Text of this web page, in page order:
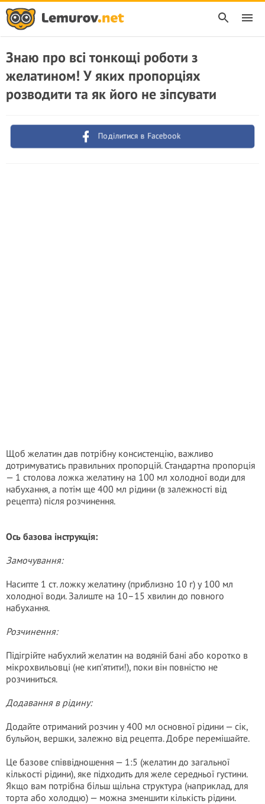
Знаю про всі тонкощі роботи з
желатином! У яких пропорціях
розводити та як його не зіпсувати
Поділитися в Facebook
Щоб желатин дав потрібну консистенцію, важливо
дотримуватись правильних пропорцій. Стандартна пропорція
— 1 столова ложка желатину на 100 мл холодної води для
набухання, а потім ще 400 мл рідини (в залежності від
рецепта) після розчинення.
Ось базова інструкція:
Замочування:
Насипте 1 ст. ложку желатину (приблизно 10 г) у 100 мл
холодної води. Залиште на 10–15 хвилин до повного
набухання.
Розчинення:
Підігрійте набухлий желатин на водяній бані або коротко в
мікрохвильовці (не кип’ятити!), поки він повністю не
розчиниться.
Додавання в рідину:
Додайте отриманий розчин у 400 мл основної рідини — сік,
бульйон, вершки, залежно від рецепта. Добре перемішайте.
Це базове співвідношення — 1:5 (желатин до загальної
кількості рідини), яке підходить для желе середньої густини.
Якщо вам потрібна більш щільна структура (наприклад, для
торта або холодцю) — можна зменшити кількість рідини.